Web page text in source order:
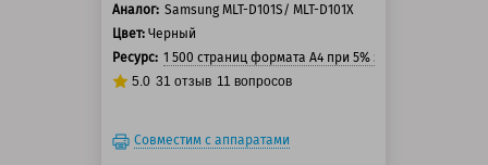
Аналог: Samsung MLT-D101S/ MLT-D101X
Цвет: Черный
Ресурс: 1 500 страниц формата А4 при 5% заполнении
5.0 31 отзыв 11 вопросов
Совместим с аппаратами